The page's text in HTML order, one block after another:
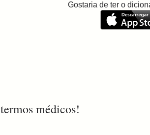
Gostaria de ter o
termos médicos!